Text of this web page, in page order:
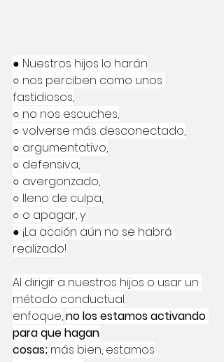
● Nuestros hijos lo harán
○ nos perciben como unos
fastidiosos,
○ no nos escuches,
○ volverse más desconectado,
○ argumentativo,
○ defensiva,
○ avergonzado,
○ lleno de culpa,
○ o apagar, y
● ¡La acción aún no se habrá
realizado!
Al dirigir a nuestros hijos o usar un
método conductual
enfoque,no los estamos activando
para que hagan
cosas; más bien, estamos